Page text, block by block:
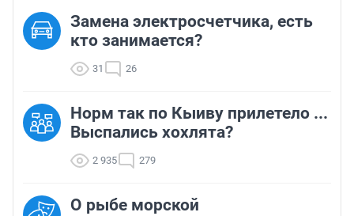
Замена электросчетчика, есть
кто занимается?
31 26
Норм так по Кыиву прилетело ...
Выспались хохлята?
2 935 279
О рыбе морской